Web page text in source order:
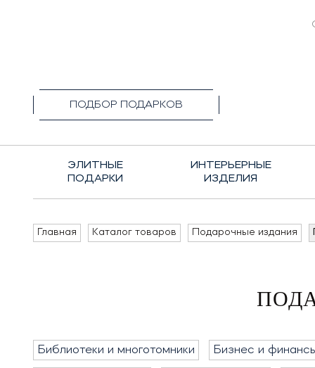
ПОДБОР ПОДАРКОВ
ЭЛИТНЫЕ
ПОДАРКИ
ИНТЕРЬЕРНЫЕ
ИЗДЕЛИЯ
Главная Каталог товаров Подарочные издания
Библиотеки и многотомники Бизнес и